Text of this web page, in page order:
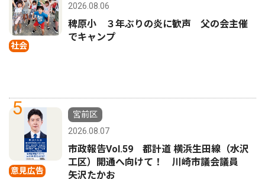
社会
2026.08.06
稗原小 ３年ぶりの炎に歓声 父の会主催
でキャンプ
5
意見広告
宮前区
2026.08.07
市政報告Vol.59 都計道 横浜生田線（水沢
工区）開通へ向けて！ 川崎市議会議員
矢沢たかお